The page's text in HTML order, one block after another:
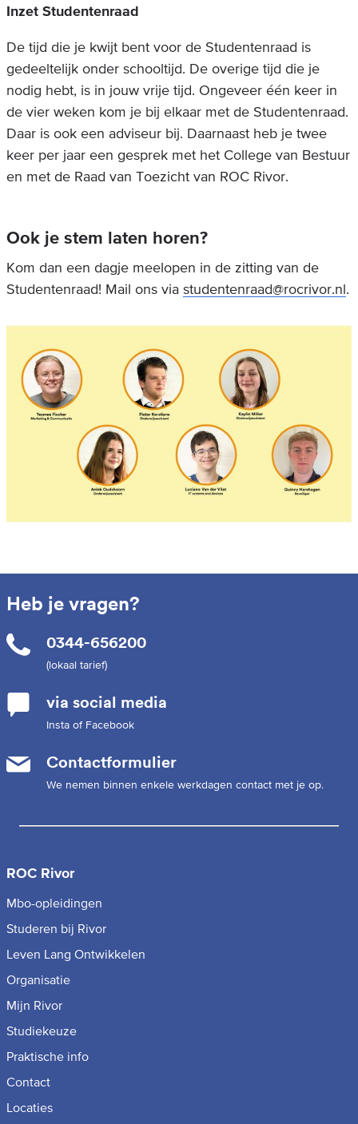
Inzet Studentenraad
De tijd die je kwijt bent voor de Studentenraad is
gedeeltelijk onder schooltijd. De overige tijd die je
nodig hebt, is in jouw vrije tijd. Ongeveer één keer in
de vier weken kom je bij elkaar met de Studentenraad.
Daar is ook een adviseur bij. Daarnaast heb je twee
keer per jaar een gesprek met het College van Bestuur
en met de Raad van Toezicht van ROC Rivor.
Ook je stem laten horen?
Kom dan een dagje meelopen in de zitting van de
Studentenraad! Mail ons via studentenraad@rocrivor.nl.
Heb je vragen?
0344-656200
(lokaal tarief)
via social media
Insta of Facebook
Contactformulier
We nemen binnen enkele werkdagen contact met je op.
ROC Rivor
Mbo-opleidingen
Studeren bij Rivor
Leven Lang Ontwikkelen
Organisatie
Mijn Rivor
Studiekeuze
Praktische info
Contact
Locaties